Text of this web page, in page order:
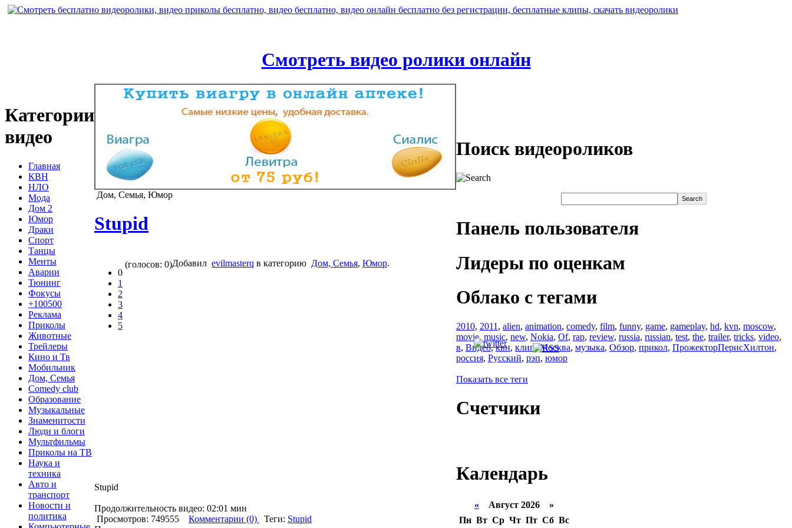
Смотреть видео ролики онлайн
Категории
видео
Главная
КВН
НЛО
Мода
Дом 2
Юмор
Драки
Спорт
Танцы
Менты
Аварии
Тюнинг
Фокусы
+100500
Реклама
Приколы
Животные
Трейлеры
Кино и Тв
Мобильник
Дом, Семья
Comedy club
Образование
Музыкальные
Знаменитости
Люди и блоги
Мультфильмы
Приколы на ТВ
Наука и
техника
Авто и
транспорт
Новости и
политика
Дом, Семья, Юмор
Stupid
0
1
2
3
4
5
(голосов: 0)Добавил evilmasterq в категорию Дом, Семья, Юмор.
Stupid
Продолжительность видео: 02:01 мин
Просмотров: 749555
Комментарии (0) Теги: Stupid
Поиск видеороликов
Панель пользователя
Лидеры по оценкам
Облако с тегами
2010, 2011 , alien, animation, comedy, film, funny, game, gameplay, hd, kvn, moscow,
movie, music, new, Nokia, Of, rap, review, russia, russian, test, the, trailer, tricks, video,
в, Видео,квн, клип,Москва, музыка, Обзор, прикол, ПрожекторПерисХилтон,
россия, Русский, рэп, юмор
Показать все теги
Счетчики
Календарь
« Август 2026 »
Пн Вт Ср Чт Пт Сб Вс